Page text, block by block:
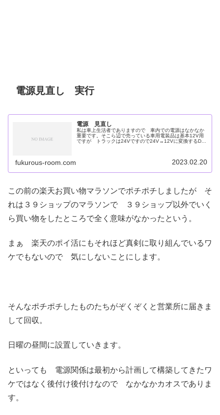
電源見直し 実行
電源 見直し
私は車上生活者でありますので 車内での電源はなかなか
重要です。そこら辺で売っている車用電装品は基本12V用
ですが トラックは24Vですので24V→12Vに変換するDC-
fukurous-room.com 2023.02.20
この前の楽天お買い物マラソンでポチポチしましたが そ
れは３９ショップのマラソンで ３９ショップ以外でいく
ら買い物をしたところで全く意味がなかったという。
まぁ 楽天のポイ活にもそれほど真剣に取り組んでいるワ
ケでもないので 気にしないことにします。
そんなポチポチしたものたちがぞくぞくと営業所に届きま
して回収。
日曜の昼間に設置していきます。
といっても 電源関係は最初から計画して構築してきたワ
ケではなく後付け後付けなので なかなかカオスでありま
す。